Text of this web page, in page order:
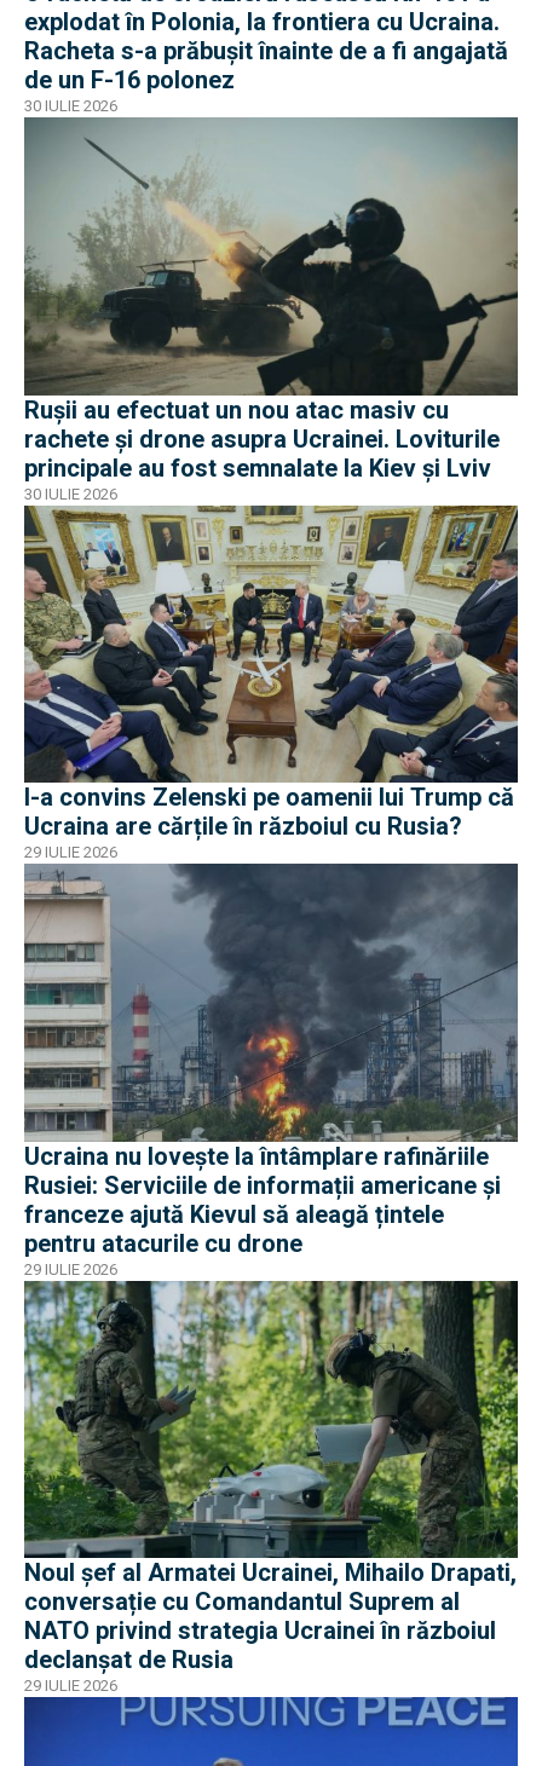
explodat în Polonia, la frontiera cu Ucraina.
Racheta s-a prăbușit înainte de a fi angajată
de un F-16 polonez
30 IULIE 2026
Rușii au efectuat un nou atac masiv cu
rachete și drone asupra Ucrainei. Loviturile
principale au fost semnalate la Kiev și Lviv
30 IULIE 2026
I-a convins Zelenski pe oamenii lui Trump că
Ucraina are cărțile în războiul cu Rusia?
29 IULIE 2026
Ucraina nu lovește la întâmplare rafinăriile
Rusiei: Serviciile de informații americane și
franceze ajută Kievul să aleagă țintele
pentru atacurile cu drone
29 IULIE 2026
Noul șef al Armatei Ucrainei, Mihailo Drapati,
conversație cu Comandantul Suprem al
NATO privind strategia Ucrainei în războiul
declanșat de Rusia
29 IULIE 2026